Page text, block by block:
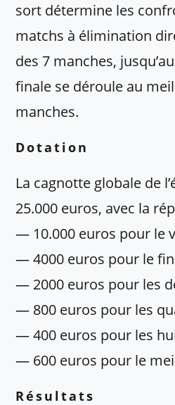
sort détermine les
matchs à élimination
des 7 manches,
finale se déroule au
manches.
Dotation
La cagnotte globale de
25.000 euros, avec la
— 10.000 euros pour le
— 4000 euros pour le
— 2000 euros pour les
— 800 euros pour les
— 400 euros pour les
— 600 euros pour le
Résultats